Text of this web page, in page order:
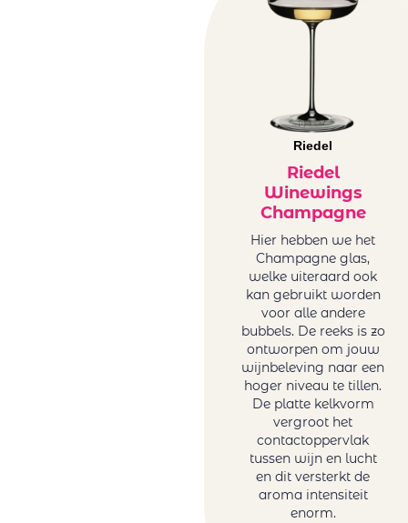
Riedel
Riedel
Winewings
Champagne
Hier hebben we het
Champagne glas,
welke uiteraard ook
kan gebruikt worden
voor alle andere
bubbels. De reeks is zo
ontworpen om jouw
wijnbeleving naar een
hoger niveau te tillen.
De platte kelkvorm
vergroot het
contactoppervlak
tussen wijn en lucht
en dit versterkt de
aroma intensiteit
enorm.